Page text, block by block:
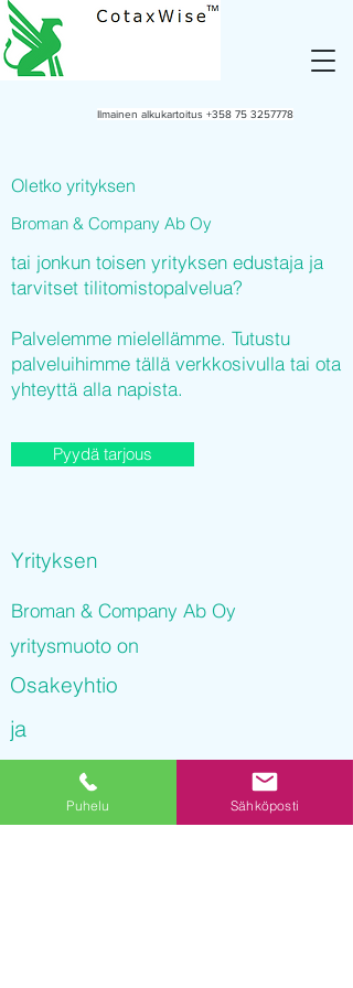
Ilmainen alkukartoitus +358 75 3257778
Oletko yrityksen
Broman & Company Ab Oy
tai jonkun toisen yrityksen edustaja ja
tarvitset tilitomistopalvelua?
Palvelemme mielellämme. Tutustu
palveluihimme tällä verkkosivulla tai ota
yhteyttä alla napista.
Pyydä tarjous
Yrityksen
Broman & Company Ab Oy
yritysmuoto on
Osakeyhtio
ja
Broman & Company Ab Oy
on rekisteröity kaupparekisteriin
Puhelu Sähköposti